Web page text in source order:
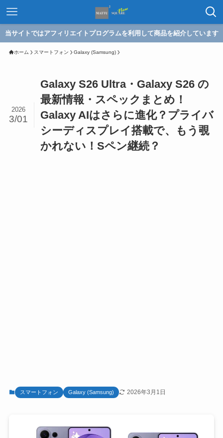
当サイトではアフィリエイトプログラムを利用して商品を紹介しています
ホーム スマートフォン Galaxy (Samsung)
Galaxy S26 Ultra・Galaxy S26 の
最新情報・スペックまとめ！
Galaxy AIはさらに進化？プライバ
シーディスプレイ搭載で、もう覗
かれない！Sペン継続？
2026
3/01
スマートフォン Galaxy (Samsung) 2026年3月1日